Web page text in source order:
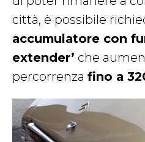
città, è possibile
accumulatore con
extender’ che
percorrenza fino a